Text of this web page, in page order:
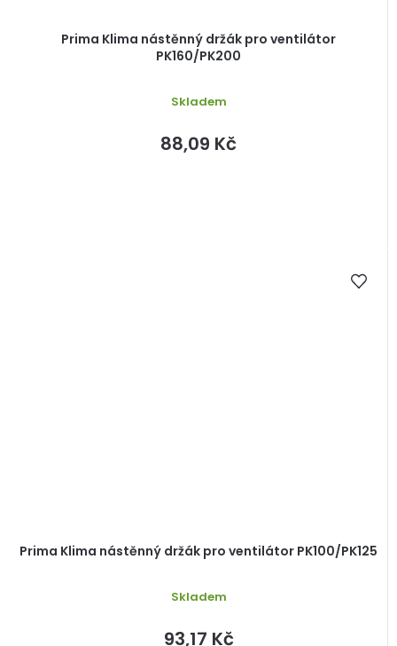
Prima Klima nástěnný držák pro ventilátor
PK160/PK200
Skladem
88,09 Kč
Prima Klima nástěnný držák pro ventilátor PK100/PK125
Skladem
93,17 Kč